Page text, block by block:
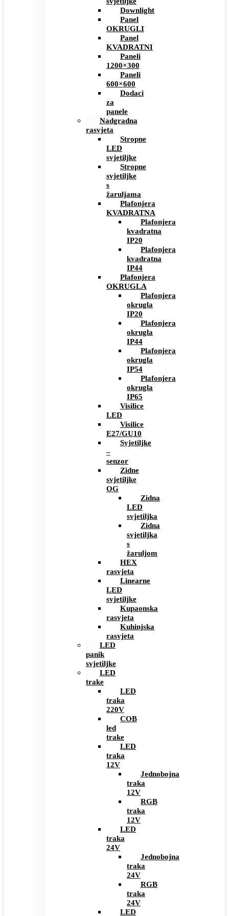
Downlight
Panel
OKRUGLI
Panel
KVADRATNI
Paneli
1200×300
Paneli
600×600
Dodaci
za
panele
Nadgradna
rasvjeta
Stropne
LED
svjetiljke
Stropne
svjetiljke
s
žaruljama
Plafonjera
KVADRATNA
Plafonjera
kvadratna
IP20
Plafonjera
kvadratna
IP44
Plafonjera
OKRUGLA
Plafonjera
okrugla
IP20
Plafonjera
okrugla
IP44
Plafonjera
okrugla
IP54
Plafonjera
okrugla
IP65
Visilice
LED
Visilice
E27/GU10
Svjetiljke
–
senzor
Zidne
svjetiljke
OG
Zidna
LED
svjetiljka
Zidna
svjetiljka
s
žaruljom
HEX
rasvjeta
Linearne
LED
svjetiljke
Kupaonska
rasvjeta
Kuhinjska
rasvjeta
LED
panik
svjetiljke
LED
trake
LED
traka
220V
COB
led
trake
LED
traka
12V
Jednobojna
traka
12V
RGB
traka
12V
LED
traka
24V
Jednobojna
traka
24V
RGB
traka
24V
LED